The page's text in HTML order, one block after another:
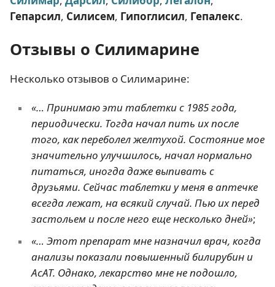
Гепарсил, Силисем, Гипоглисил, Гепалекс.
Отзывы о Силимарине
Несколько отзывов о Силимарине:
«… Принимаю эти таблетки с 1985 года,
периодически. Тогда начал пить их после
того, как переболел желтухой. Состояние мое
значительно улучшилось, начал нормально
питаться, иногда даже выпивать с
друзьями. Сейчас таблетки у меня в аптечке
всегда лежат, на всякий случай. Пью их перед
застольем и после него еще несколько дней»;
«… Этот препарат мне назначил врач, когда
анализы показали повышенный билирубин и
АсАТ. Однако, лекарство мне не подошло,